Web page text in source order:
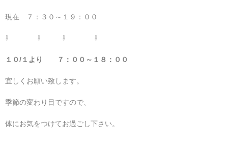
現在 ７：３０～１９：００
⇩ ⇩ ⇩ ⇩
１０/１より ７：００～１８：００
宜しくお願い致します。
季節の変わり目ですので、
体にお気をつけてお過ごし下さい。